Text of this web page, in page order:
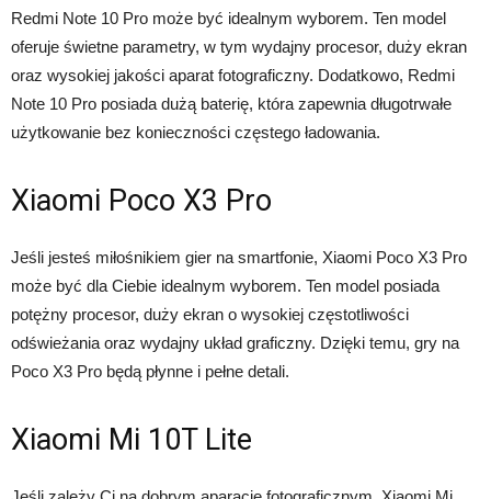
Redmi Note 10 Pro może być idealnym wyborem. Ten model
oferuje świetne parametry, w tym wydajny procesor, duży ekran
oraz wysokiej jakości aparat fotograficzny. Dodatkowo, Redmi
Note 10 Pro posiada dużą baterię, która zapewnia długotrwałe
użytkowanie bez konieczności częstego ładowania.
Xiaomi Poco X3 Pro
Jeśli jesteś miłośnikiem gier na smartfonie, Xiaomi Poco X3 Pro
może być dla Ciebie idealnym wyborem. Ten model posiada
potężny procesor, duży ekran o wysokiej częstotliwości
odświeżania oraz wydajny układ graficzny. Dzięki temu, gry na
Poco X3 Pro będą płynne i pełne detali.
Xiaomi Mi 10T Lite